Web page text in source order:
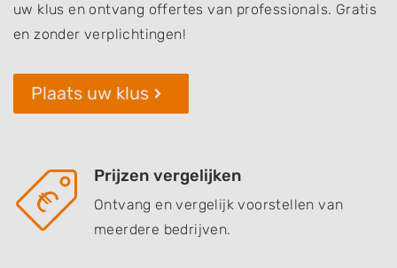
uw klus en ontvang offertes van professionals. Gratis
en zonder verplichtingen!
Plaats uw klus
Prijzen vergelijken
Ontvang en vergelijk voorstellen van
meerdere bedrijven.